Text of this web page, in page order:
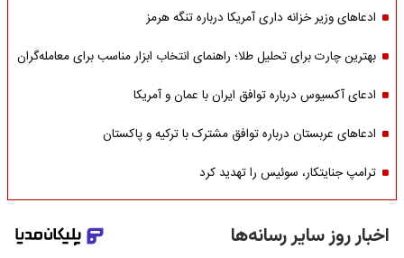
ادعاهای وزیر خزانه داری آمریکا درباره تنگه هرمز
بهترین چارت برای تحلیل طلا؛ راهنمای انتخاب ابزار مناسب برای معامله‌گران
ادعای آکسیوس درباره توافق ایران با عمان و آمریکا
ادعاهای عربستان درباره توافق مشترک با ترکیه و پاکستان
ترامپ جنایتکار، سوئیس را تهدید کرد